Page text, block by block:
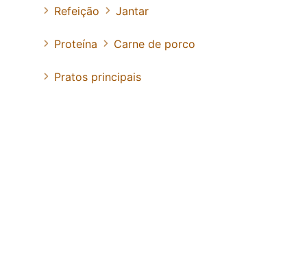
Refeição
Jantar
Proteína Carne de porco
Pratos principais